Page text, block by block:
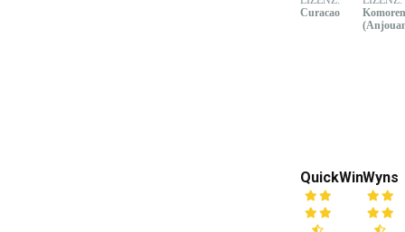
Curacao
Komoren
QuickWinWyns